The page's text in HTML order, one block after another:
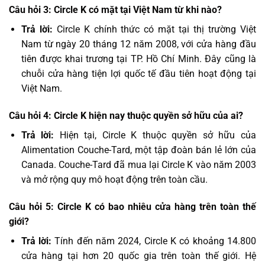
Câu hỏi 3: Circle K có mặt tại Việt Nam từ khi nào?
Trả lời: Circle K chính thức có mặt tại thị trường Việt
Nam từ ngày 20 tháng 12 năm 2008, với cửa hàng đầu
tiên được khai trương tại TP. Hồ Chí Minh. Đây cũng là
chuỗi cửa hàng tiện lợi quốc tế đầu tiên hoạt động tại
Việt Nam.
Câu hỏi 4: Circle K hiện nay thuộc quyền sở hữu của ai?
Trả lời: Hiện tại, Circle K thuộc quyền sở hữu của
Alimentation Couche-Tard, một tập đoàn bán lẻ lớn của
Canada. Couche-Tard đã mua lại Circle K vào năm 2003
và mở rộng quy mô hoạt động trên toàn cầu.
Câu hỏi 5: Circle K có bao nhiêu cửa hàng trên toàn thế
giới?
Trả lời:Tính đến năm 2024, Circle K có khoảng 14.800
cửa hàng tại hơn 20 quốc gia trên toàn thế giới. Hệ